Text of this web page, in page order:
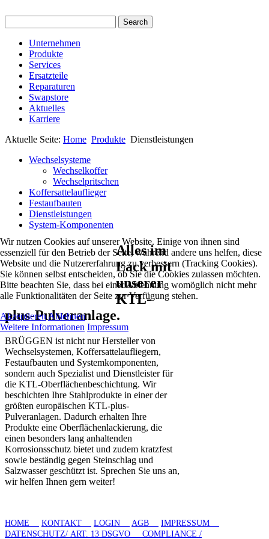
Unternehmen
Produkte
Services
Ersatzteile
Reparaturen
Swapstore
Aktuelles
Karriere
Aktuelle Seite: Home Produkte Dienstleistungen
Wechselsysteme
Wechselkoffer
Wechselpritschen
Koffersattelauflieger
Festaufbauten
Dienstleistungen
System-Komponenten
Alles im
Lack mit
unserer
KTL-
plus-Pulveranlage.
BRÜGGEN ist nicht nur Hersteller von
Wechselsystemen, Koffersattelaufliegern,
Festaufbauten und Systemkomponenten,
sondern auch Spezialist und Dienstleister für
die KTL-Oberflächenbeschichtung. Wir
beschichten Ihre Stahlprodukte in einer der
größten europäischen KTL-plus-
Pulveranlagen. Dadurch erhalten Ihre
Produkte eine Oberflächenlackierung, die
einen besonders lang anhaltenden
Korrosionsschutz bietet und zudem kratzfest
sowie beständig gegen Steinschlag und
Salzwasser geschützt ist. Sprechen Sie uns an,
wir helfen Ihnen gern weiter!
HOME KONTAKT LOGIN AGB
IMPRESSUM
DATENSCHUTZ/ ART. 13 DSGVO COMPLIANCE /
Wir nutzen Cookies auf unserer Website. Einige von ihnen sind
essenziell für den Betrieb der Seite, während andere uns helfen, diese
Website und die Nutzererfahrung zu verbessern (Tracking Cookies).
Sie können selbst entscheiden, ob Sie die Cookies zulassen möchten.
Bitte beachten Sie, dass bei einer Ablehnung womöglich nicht mehr
alle Funktionalitäten der Seite zur Verfügung stehen.
AkzeptierenAblehnen
Weitere Informationen Impressum